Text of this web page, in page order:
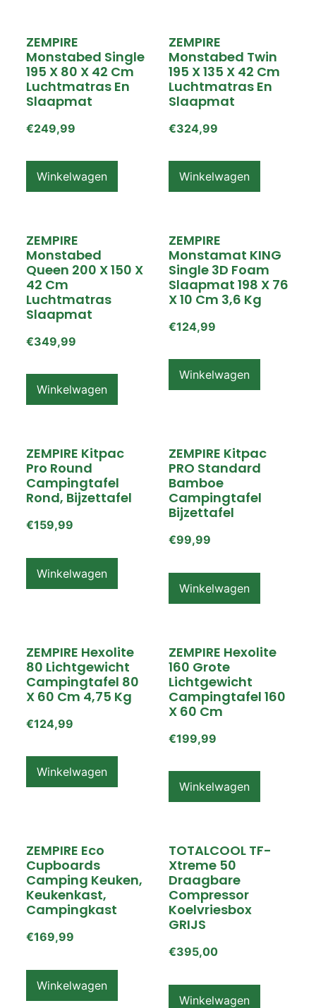
ZEMPIRE
Monstabed Single
195 X 80 X 42 Cm
Luchtmatras En
Slaapmat
€249,99
Winkelwagen
ZEMPIRE
Monstabed Twin
195 X 135 X 42 Cm
Luchtmatras En
Slaapmat
€324,99
Winkelwagen
ZEMPIRE
Monstabed
Queen 200 X 150 X
42 Cm
Luchtmatras
Slaapmat
€349,99
Winkelwagen
ZEMPIRE
Monstamat KING
Single 3D Foam
Slaapmat 198 X 76
X 10 Cm 3,6 Kg
€124,99
Winkelwagen
ZEMPIRE Kitpac
Pro Round
Campingtafel
Rond, Bijzettafel
€159,99
Winkelwagen
ZEMPIRE Kitpac
PRO Standard
Bamboe
Campingtafel
Bijzettafel
€99,99
Winkelwagen
ZEMPIRE Hexolite
80 Lichtgewicht
Campingtafel 80
X 60 Cm 4,75 Kg
€124,99
Winkelwagen
ZEMPIRE Hexolite
160 Grote
Lichtgewicht
Campingtafel 160
X 60 Cm
€199,99
Winkelwagen
ZEMPIRE Eco
Cupboards
Camping Keuken,
Keukenkast,
Campingkast
€169,99
Winkelwagen
TOTALCOOL TF-
Xtreme 50
Draagbare
Compressor
Koelvriesbox
GRIJS
€395,00
Winkelwagen